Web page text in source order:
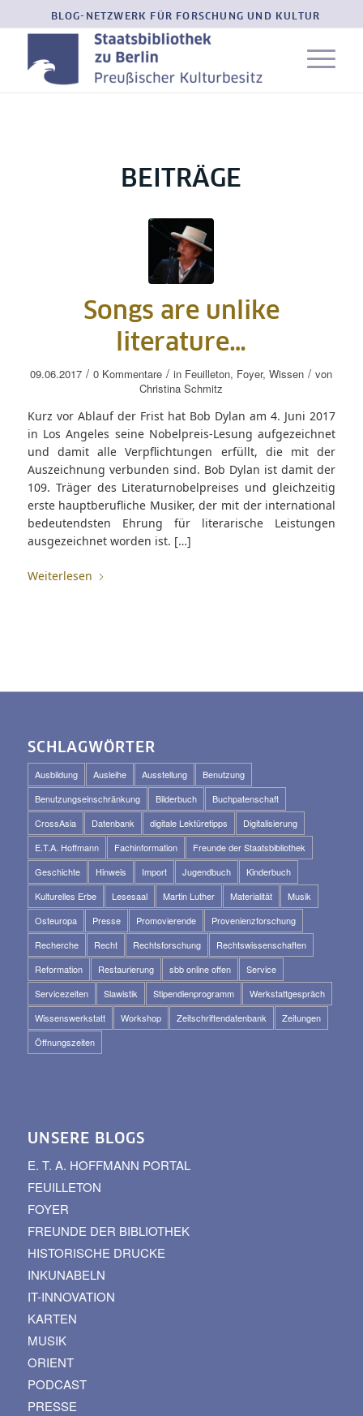
BLOG-NETZWERK FÜR FORSCHUNG UND KULTUR
BEITRÄGE
Songs are unlike
literature…
09.06.2017 / 0 Kommentare / in Feuilleton, Foyer,Wissen / von
Christina Schmitz
Kurz vor Ablauf der Frist hat Bob Dylan am 4. Juni 2017
in Los Angeles seine Nobelpreis-Lesung aufgezeichnet
und damit alle Verpflichtungen erfüllt, die mit der
Auszeichnung verbunden sind. Bob Dylan ist damit der
109. Träger des Literaturnobelpreises und gleichzeitig
erste hauptberufliche Musiker, der mit der international
bedeutendsten Ehrung für literarische Leistungen
ausgezeichnet worden ist. […]
Weiterlesen
SCHLAGWÖRTER
Ausbildung Ausleihe Ausstellung
Benutzung
Benutzungseinschränkung
Bilderbuch
Buchpatenschaft
CrossAsia
Datenbank digitale Lektüretipps
Digitalisierung
E.T.A. Hoffmann
Fachinformation
Freunde der Staatsbibliothek
Geschichte
Hinweis Import Jugendbuch
Kinderbuch
Kulturelles Erbe
Lesesaal Martin Luther Materialität
Musik
Osteuropa
Presse Promovierende
Provenienzforschung
Recherche
Recht Rechtsforschung
Rechtswissenschaften
Reformation
Restaurierung sbb online offen
Service
Servicezeiten
Slawistik Stipendienprogramm
Werkstattgespräch
Wissenswerkstatt
Workshop Zeitschriftendatenbank
Zeitungen
Öffnungszeiten
UNSERE BLOGS
E. T. A. HOFFMANN PORTAL
FEUILLETON
FOYER
FREUNDE DER BIBLIOTHEK
HISTORISCHE DRUCKE
INKUNABELN
IT-INNOVATION
KARTEN
MUSIK
ORIENT
PODCAST
PRESSE